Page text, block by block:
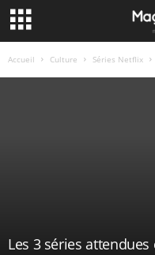
Accueil Culture Séries Netflix
Les 3 séries